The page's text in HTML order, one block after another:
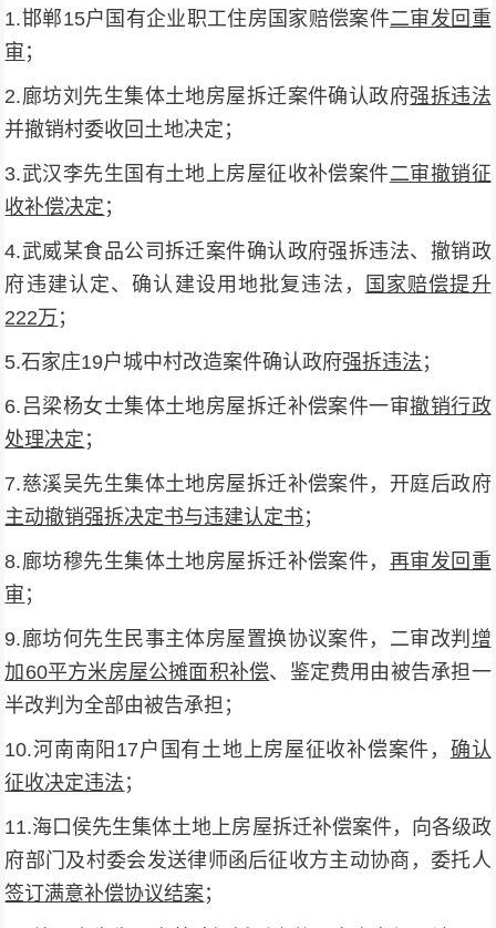
1.邯郸15户国有企业职工住房国家赔偿案件二审发回重
审 ；
2.廊坊刘先生集体土地房屋拆迁案件确认政府强拆违法
并撤销村委收回土地决定；
3.武汉李先生国有土地上房屋征收补偿案件二审撤销征
收补偿决定 ；
4.武威某食品公司拆迁案件确认政府强拆违法、撤销政
府违建认定、确认建设用地批复违法，
国家赔偿提升
222万 ；
5.石家庄19户城中村改造案件确认政府强拆违法 ；
6.吕梁杨女士集体土地房屋拆迁补偿案件一审撤销行政
处理决定 ；
7.慈溪吴先生集体土地房屋拆迁补偿案件，开庭后政府
主动撤销强拆决定书与违建认定书 ；
8.廊坊穆先生集体土地房屋拆迁补偿案件， 再审发回重
审 ；
9.廊坊何先生民事主体房屋置换协议案件，二审改判 增
加60平方米房屋公摊面积补偿、鉴定费用由被告承担一
半改判为全部由被告承担；
10.河南南阳17户国有土地上房屋征收补偿案件， 确认
征收决定违法 ；
11.海口侯先生集体土地上房屋拆迁补偿案件，向各级政
府部门及村委会发送律师函后征收方主动协商，委托人
签订满意补偿协议结案 ；